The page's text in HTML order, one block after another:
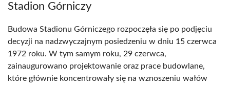
Stadion Górniczy
Budowa Stadionu Górniczego rozpoczęła się po podjęciu
decyzji na nadzwyczajnym posiedzeniu w dniu 15 czerwca
1972 roku. W tym samym roku, 29 czerwca,
zainaugurowano projektowanie oraz prace budowlane,
które głównie koncentrowały się na wznoszeniu wałów